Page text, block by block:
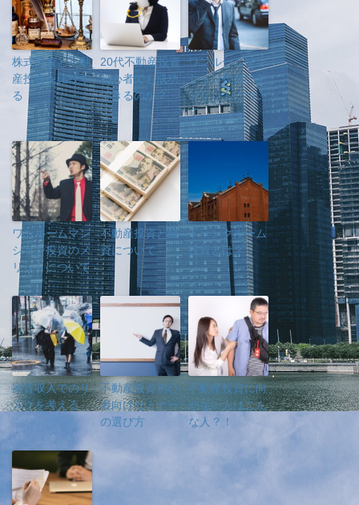
株式投資と不動
産投資を比較す
る
20代不動産投資
初心者でも成功
できるのか？
ワンルームマン
ション投資のデ
メリットについ
て
ワンルームマン
ション投資のメ
リットについて
不動産投資と融
資について
トランクルーム
投資とは？
家賃収入でのリ
スクを考える
不動産投資初心
者向けセミナー
の選び方
不動産投資に向
かない人はこん
な人？！